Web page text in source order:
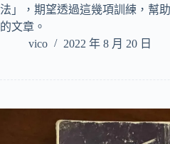
法」，期望透過這幾項訓練，幫
的文章。
vico
2022 年 8 月 20 日